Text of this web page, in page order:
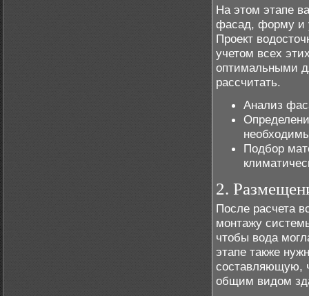
На этом этапе
фасад, форму и
Проект
учетом всех
оптимальными
рассчитать.
Анализ
Подбор
2.
После расчета
монтажу
чтобы вода
этапе также
составляющую,
общим видом